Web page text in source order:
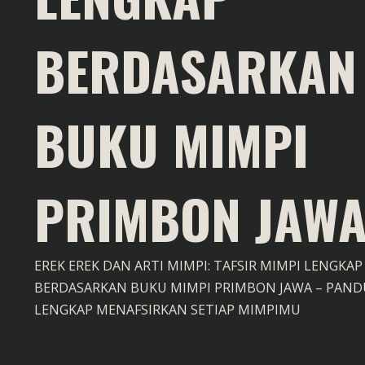
BERDASARKAN
BUKU MIMPI
PRIMBON JAWA
EREK EREK DAN ARTI MIMPI: TAFSIR MIMPI LENGKAP
BERDASARKAN BUKU MIMPI PRIMBON JAWA –
LENGKAP MENAFSIRKAN SETIAP MIMPIMU